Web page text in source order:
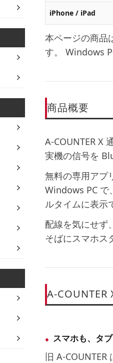
iPhone / iPad
本ページの商品
す。 Windows
商品概要
A-COUNTER X
実機の信号を
無料の専用アプ
Windows PC で
ルタイムに表示
配線を気にせず
そばにスマホス
A-COUNTER
スマホも、タ
旧 A-